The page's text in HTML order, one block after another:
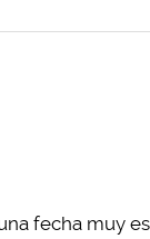
fecha muy